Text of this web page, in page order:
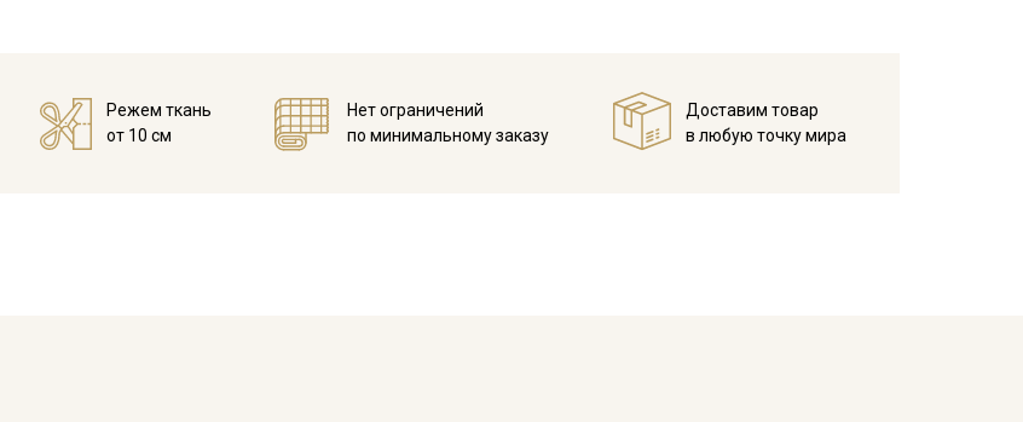
при температуре дальнейших стирок, не выше 40C, высушите в 1 слой и прогладьте.
Уход:
- стирка до 40C, отжим до 600 оборотов
Режем ткань
от 10 см
Нет ограничений
по минимальному заказу
Доставим товар
в любую точку мира